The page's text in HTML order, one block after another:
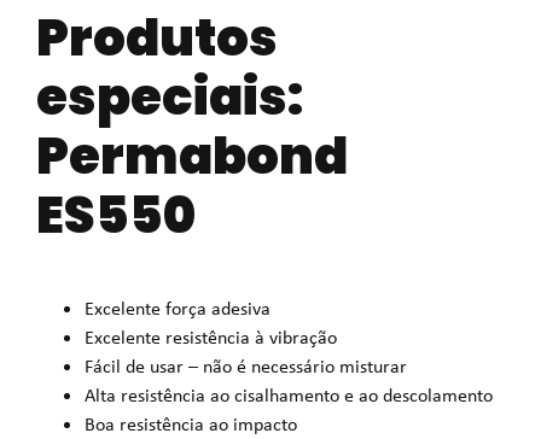
Produtos
especiais:
Permabond
ES550
Excelente força adesiva
Excelente resistência à vibração
Fácil de usar – não é necessário misturar
Alta resistência ao cisalhamento e ao descolamento
Boa resistência ao impacto